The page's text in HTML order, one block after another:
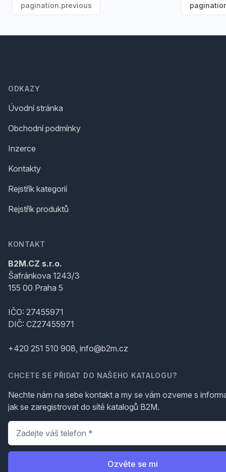
pagination.previous
ODKAZY
Úvodní stránka
Obchodní podmínky
Inzerce
Kontakty
Rejstřík kategorií
Rejstřík produktů
KONTAKT
B2M.CZ s.r.o.
Šafránkova 1243/3
155 00 Praha 5
IČO: 27455971
DIČ: CZ27455971
+420 251 510 908, info@b2m.cz
CHCETE SE PŘIDAT DO NAŠEHO KATALOGU?
Nechte nám na sebe kontakt a my se vám ozveme s
jak se zaregistrovat do sítě katalogů B2M.
Telefon
Ozvěte se mi